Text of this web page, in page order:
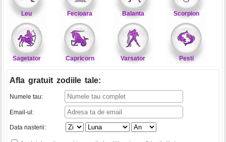
Leu Fecioara Balanta Scorpion
Sagetator Capricorn Varsator Pesti
Afla gratuit zodiile tale:
Numele tau:
Email-ul:
Data nasterii: